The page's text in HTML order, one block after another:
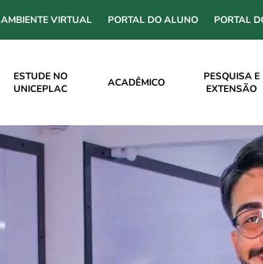
AMBIENTE VIRTUAL PORTAL DO ALUNO PORTAL
ESTUDE NO
UNICEPLAC
ACADÊMICO
PESQUISA E
EXTENSÃO